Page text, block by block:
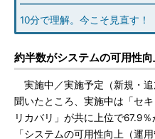
10分で理解。今こそ見直す
約半数がシステムの可用性
実施中／実施予定（新規・
聞いたところ、実施中は「セ
リカバリ」が共に上位で67.9
「システムの可用性向上（運